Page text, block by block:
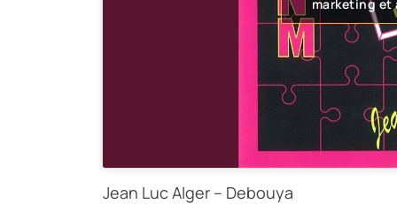
marketing et
Jean Luc Alger – Debouya